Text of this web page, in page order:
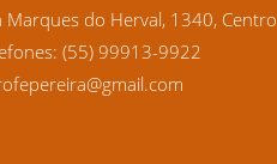
Marques do Herval, 1340, Centro
(55) 99913-9922